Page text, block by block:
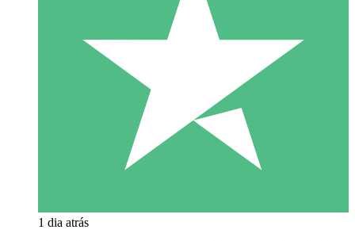
1 dia atrás